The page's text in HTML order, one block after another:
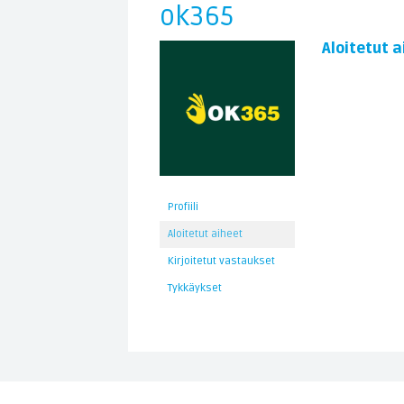
ok365
Profiili
Aloitetut aiheet
Kirjoitetut vastaukset
Tykkäykset
Aloitetut